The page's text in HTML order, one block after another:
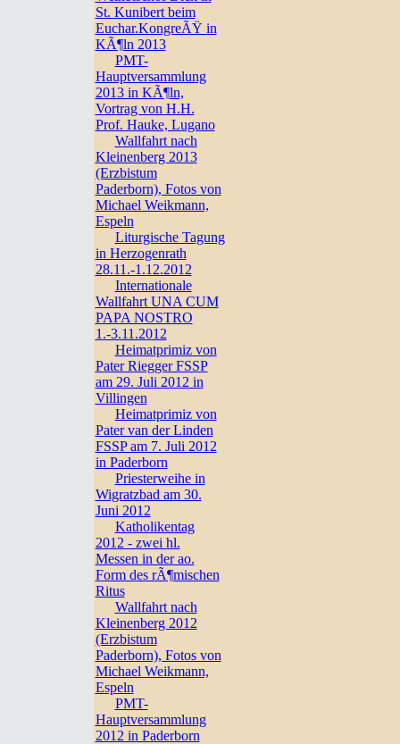
St. Kunibert beim
Euchar.KongreÃŸ in
KÃ¶ln 2013
PMT-
Hauptversammlung
2013 in KÃ¶ln,
Vortrag von H.H.
Prof. Hauke, Lugano
Wallfahrt nach
Kleinenberg 2013
(Erzbistum
Paderborn), Fotos von
Michael Weikmann,
Espeln
Liturgische Tagung
in Herzogenrath
28.11.-1.12.2012
Internationale
Wallfahrt UNA CUM
PAPA NOSTRO
1.-3.11.2012
Heimatprimiz von
Pater Riegger FSSP
am 29. Juli 2012 in
Villingen
Heimatprimiz von
Pater van der Linden
FSSP am 7. Juli 2012
in Paderborn
Priesterweihe in
Wigratzbad am 30.
Juni 2012
Katholikentag
2012 - zwei hl.
Messen in der ao.
Form des rÃ¶mischen
Ritus
Wallfahrt nach
Kleinenberg 2012
(Erzbistum
Paderborn), Fotos von
Michael Weikmann,
Espeln
PMT-
Hauptversammlung
2012 in Paderborn